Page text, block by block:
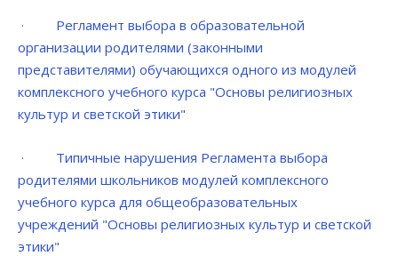
· Регламент выбора в образовательной
организации родителями (законными
представителями) обучающихся одного из модулей
комплексного учебного курса "Основы религиозных
культур и светской этики"
· Типичные нарушения Регламента выбора
родителями школьников модулей комплексного
учебного курса для общеобразовательных
учреждений "Основы религиозных культур и светской
этики"